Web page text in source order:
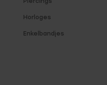
Horloges
Enkelbandjes